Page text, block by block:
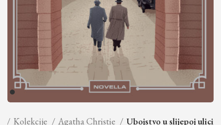
Kolekcije Agatha Christie Ubojstvo u slijepoj ulici